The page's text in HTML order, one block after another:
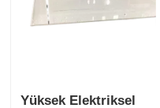
Yüksek Elektriksel